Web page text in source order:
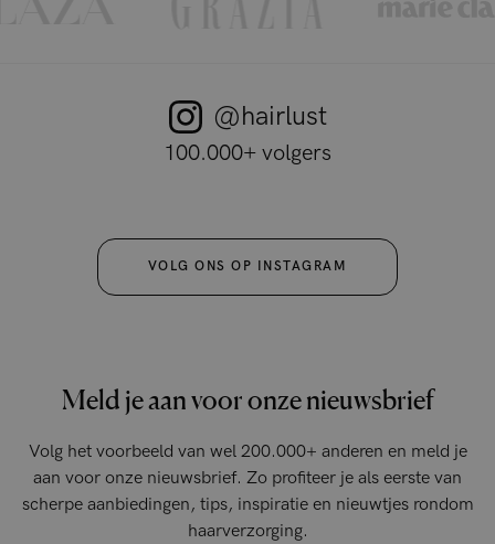
100.000+ volgers
@hairlust
VOLG ONS OP INSTAGRAM
Meld je aan voor onze nieuwsbrief
Volg het voorbeeld van wel 200.000+ anderen en meld je
aan voor onze nieuwsbrief. Zo profiteer je als eerste van
scherpe aanbiedingen, tips, inspiratie en nieuwtjes rondom
haarverzorging.